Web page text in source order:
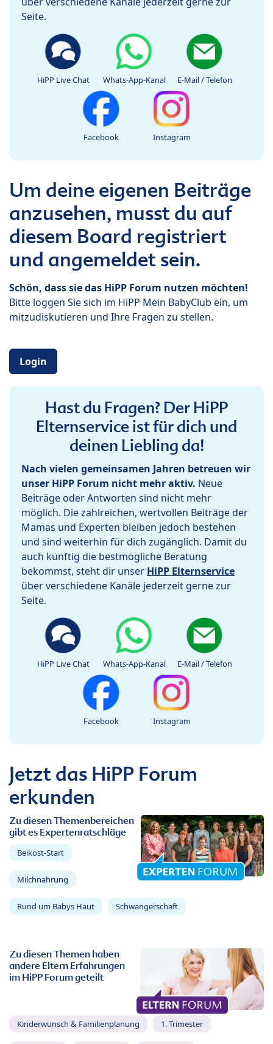
Seite.
HiPP Live Chat Whats-App-Kanal E-Mail / Telefon
Facebook Instagram
Um deine eigenen Beiträge
anzusehen, musst du auf
diesem Board registriert
und angemeldet sein.
Schön, dass sie das HiPP Forum nutzen möchten!
Bitte loggen Sie sich im HiPP Mein BabyClub ein, um
mitzudiskutieren und Ihre Fragen zu stellen.
Login
Hast du Fragen? Der HiPP
Elternservice ist für dich und
deinen Liebling da!
Nach vielen gemeinsamen Jahren betreuen wir
unser HiPP Forum nicht mehr aktiv. Neue
Beiträge oder Antworten sind nicht mehr
möglich. Die zahlreichen, wertvollen Beiträge der
Mamas und Experten bleiben jedoch bestehen
und sind weiterhin für dich zugänglich. Damit du
auch künftig die bestmögliche Beratung
bekommst, steht dir unser HiPP Elternservice
über verschiedene Kanäle jederzeit gerne zur
Seite.
HiPP Live Chat Whats-App-Kanal E-Mail / Telefon
Facebook Instagram
Jetzt das HiPP Forum
erkunden
Zu diesen Themenbereichen
gibt es Expertenratschläge
Beikost-Start
Milchnahrung
Rund um Babys Haut Schwangerschaft
Zu diesen Themen haben
andere Eltern Erfahrungen
im HiPP Forum geteilt
Kinderwunsch & Familienplanung 1. Trimester